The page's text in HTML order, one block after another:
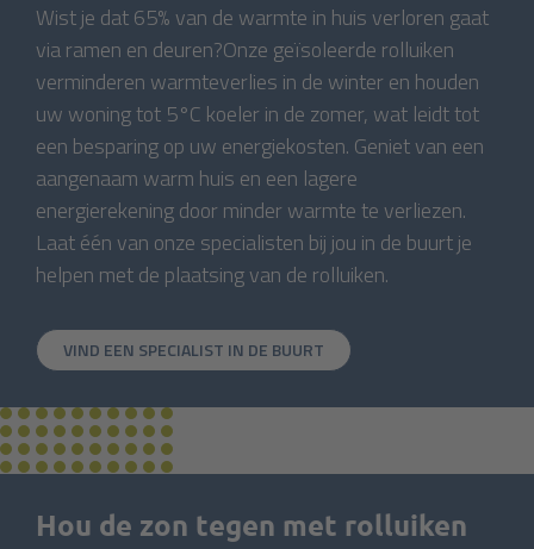
Wist je dat 65% van de warmte in huis verloren gaat
via ramen en deuren?Onze geïsoleerde rolluiken
verminderen warmteverlies in de winter en houden
uw woning tot 5°C koeler in de zomer, wat leidt tot
een besparing op uw energiekosten. Geniet van een
aangenaam warm huis en een lagere
energierekening door minder warmte te verliezen.
Laat één van onze specialisten bij jou in de buurt je
helpen met de plaatsing van de rolluiken.
VIND EEN SPECIALIST IN DE BUURT
Hou de zon tegen met rolluiken